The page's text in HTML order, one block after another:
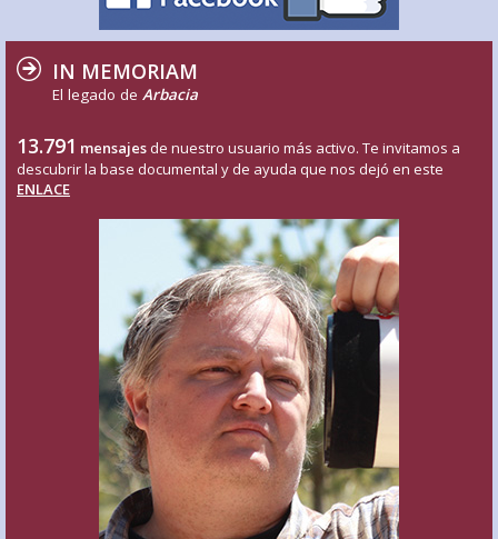
IN MEMORIAM
El legado de Arbacia
13.791 mensajes de nuestro usuario más activo. Te invitamos a
descubrir la base documental y de ayuda que nos dejó en este
ENLACE